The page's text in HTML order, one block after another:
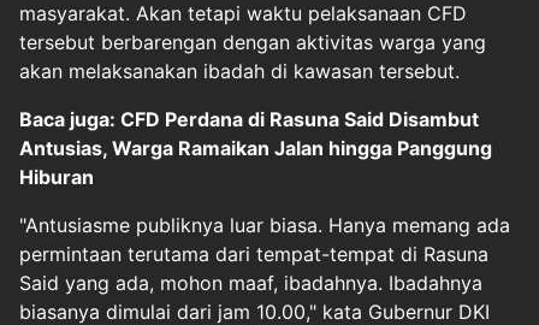
masyarakat. Akan tetapi waktu pelaksanaan CFD
tersebut berbarengan dengan aktivitas warga yang
akan melaksanakan ibadah di kawasan tersebut.
Baca juga: CFD Perdana di Rasuna Said Disambut
Antusias, Warga Ramaikan Jalan hingga Panggung
Hiburan
"Antusiasme publiknya luar biasa. Hanya memang ada
permintaan terutama dari tempat-tempat di Rasuna
Said yang ada, mohon maaf, ibadahnya. Ibadahnya
biasanya dimulai dari jam 10.00," kata Gubernur DKI